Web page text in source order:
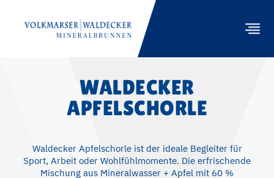
PRODUKTE
NACHHALTIGKEIT
WALDECKER
APFELSCHORLE
Waldecker Apfelschorle ist der ideale Begleiter für
Sport, Arbeit oder Wohlfühlmomente. Die erfrischende
Mischung aus Mineralwasser + Apfel mit 60 %